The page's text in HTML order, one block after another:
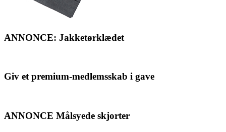
ANNONCE: Jakketørklædet
Giv et premium-medlemsskab i gave
ANNONCE Målsyede skjorter